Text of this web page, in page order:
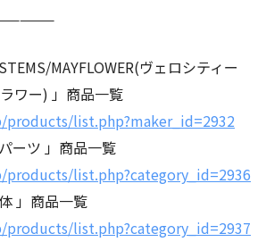
MAYFLOWER(ヴェロシティー
ワー) 」商品一覧
list.php?maker_id=2932
ーツ 」商品一覧
list.php?category_id=2936
」商品一覧
list.php?category_id=2937